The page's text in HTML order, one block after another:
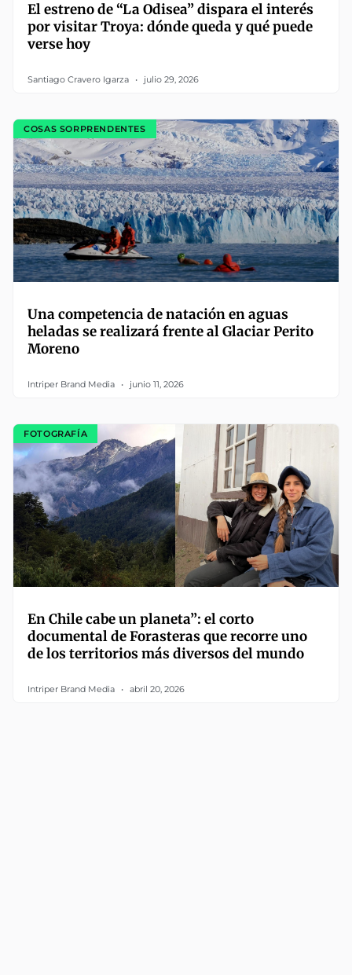
El estreno de “La Odisea” dispara el interés
por visitar Troya: dónde queda y qué puede
verse hoy
Santiago Cravero Igarza julio 29, 2026
COSAS SORPRENDENTES
Una competencia de natación en aguas
heladas se realizará frente al Glaciar Perito
Moreno
Intriper Brand Media junio 11, 2026
FOTOGRAFÍA
En Chile cabe un planeta”: el corto
documental de Forasteras que recorre uno
de los territorios más diversos del mundo
Intriper Brand Media abril 20, 2026